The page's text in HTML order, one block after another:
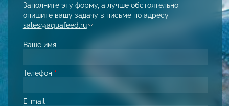
Заполните эту форму, а лучше обстоятельно
опишите вашу задачу в письме по адресу
sales@aquafeed.ru(link sends e-mail)
Ваше имя
Телефон *
E-mail